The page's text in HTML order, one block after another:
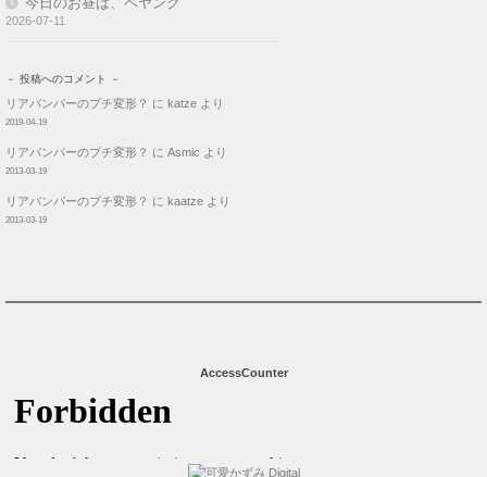
2026-07-11
－ 投稿へのコメント －
リアバンパーのプチ変形？ に katze より
2019-04-19
リアバンパーのプチ変形？ に Asmic より
2013-03-19
リアバンパーのプチ変形？ に kaatze より
2013-03-19
AccessCounter